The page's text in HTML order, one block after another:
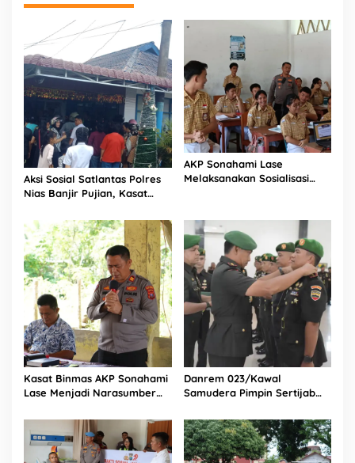
Aksi Sosial Satlantas Polres
Nias Banjir Pujian, Kasat
Bagikan 1.000 Dus Kopi
Fresco untuk Warga di
Tengah Sulitnya Ekonomi
AKP Sonahami Lase
Melaksanakan Sosialisasi
Selatan
Kasat Binmas AKP Sonahami
Lase Menjadi Narasumber
Persekutuan Doa
Danrem 023/Kawal
Samudera Pimpin Sertijab